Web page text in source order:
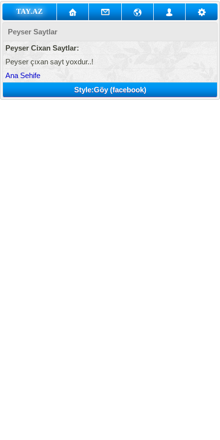
TAY.AZ
Peyser Saytlar
Peyser Cixan Saytlar:
Peyser çıxan sayt yoxdur..!
Ana Sehife
Style:Göy (facebook)